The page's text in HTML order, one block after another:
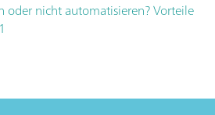
oder nicht automatisieren? Vorteile